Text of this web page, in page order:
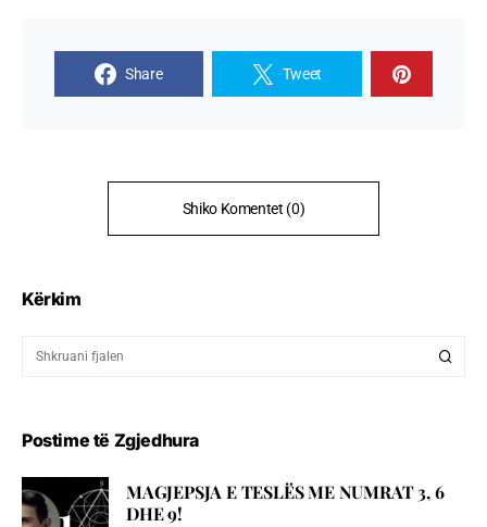
Share Tweet
Shiko Komentet (0)
Kërkim
Postime të Zgjedhura
MAGJEPSJA E TESLËS ME NUMRAT 3, 6
DHE 9!